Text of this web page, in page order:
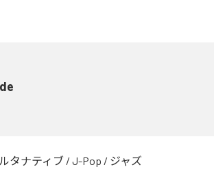
タナティブ / J-Pop / ジャズ